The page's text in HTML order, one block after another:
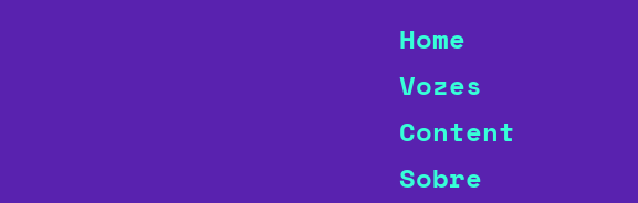
Home
Vozes
Content
Sobre